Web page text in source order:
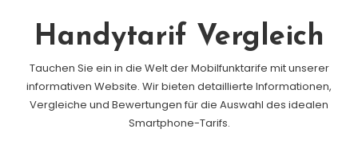
Handytarif Vergleich
Tauchen Sie ein in die Welt der Mobilfunktarife mit unserer
informativen Website. Wir bieten detaillierte Informationen,
Vergleiche und Bewertungen für die Auswahl des idealen
Smartphone-Tarifs.